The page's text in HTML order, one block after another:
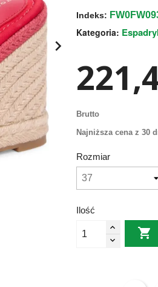

Indeks:
Kategoria:
Brutto
Najniższa cena z 30
Rozmiar
Ilość
